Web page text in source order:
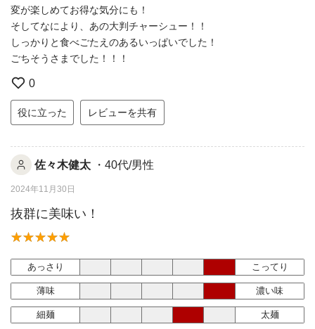
変が楽しめてお得な気分にも！
そしてなにより、あの大判チャーシュー！！
しっかりと食べごたえのあるいっぱいでした！
ごちそうさまでした！！！
0
役に立った レビューを共有
佐々木健太 ・40代/男性
2024年11月30日
抜群に美味い！
あっさり こってり
薄味 濃い味
細麺 太麺